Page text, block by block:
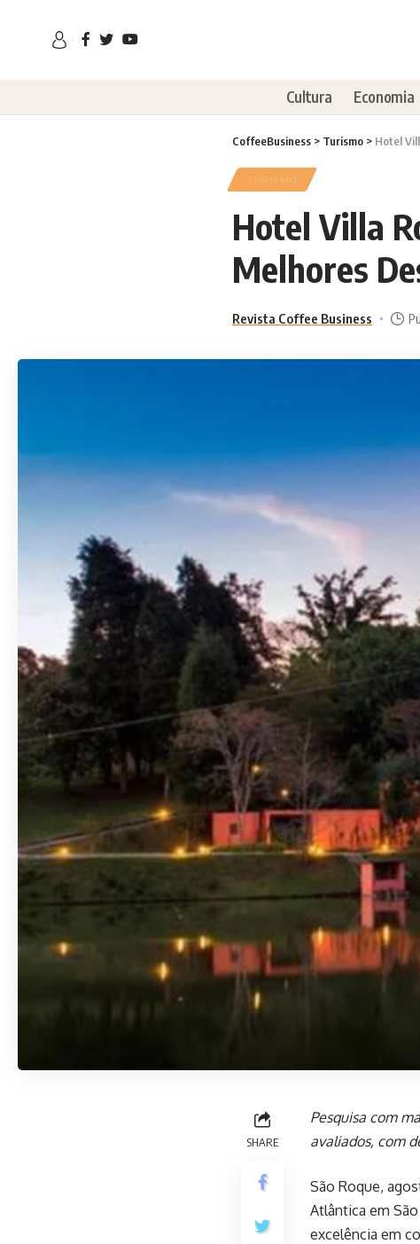
Cultura Economia
CoffeeBusiness > Turismo > Hotel
TURISMO
Hotel Villa
Melhores
Revista Coffee Business
SHARE
Pesquisa com
avaliados, com
São Roque,
Atlântica em
excelência em